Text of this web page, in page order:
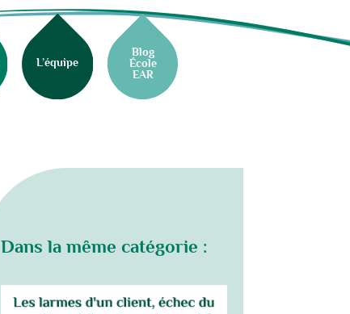
L’équipe
Blog
École
EAR
Dans la même catégorie :